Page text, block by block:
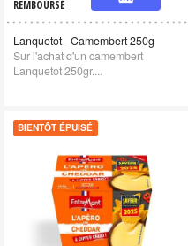
REMBOURSÉ
Lanquetot - Camembert 250g
Sur l'achat d'un camembert
Lanquetot 250gr....
BIENTÔT ÉPUISÉ